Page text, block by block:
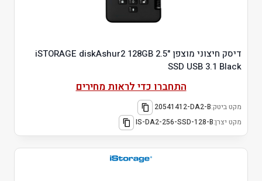
דיסק חיצוני מוצפן "2.5 iSTORAGE diskAshur2 128GB
SSD USB 3.1 Black
התחברו כדי לראות מחירים
מקט ביטק:20541412-DA2-B
מקט יצרן:IS-DA2-256-SSD-128-B